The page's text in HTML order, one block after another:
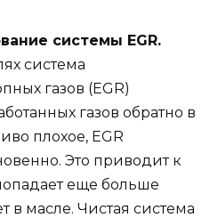
системы EGR.
система
газов (EGR)
газов обратно в
плохое, EGR
Это приводит к
еще больше
в масле. Чистая система